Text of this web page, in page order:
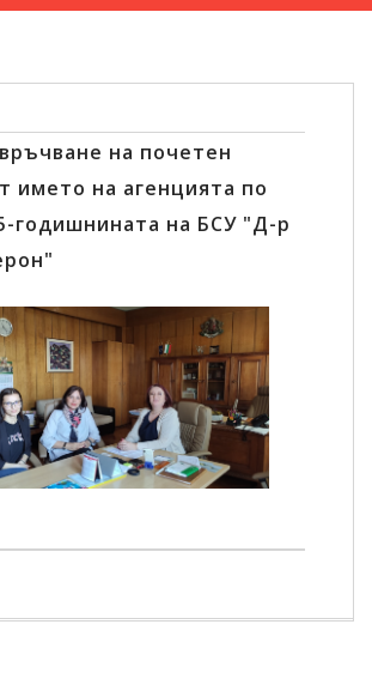
на почетен
името на агенцията по
годишнината на БСУ "Д-р